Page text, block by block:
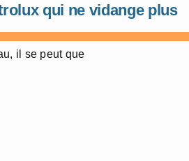
qui ne vidange plus
il se peut que